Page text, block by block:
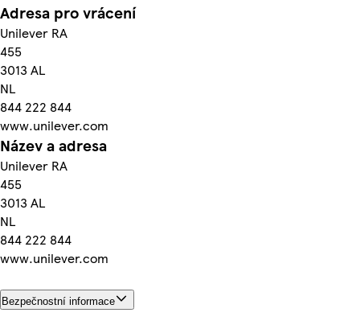
Adresa pro vrácení
Unilever RA
455
3013 AL
NL
844 222 844
www.unilever.com
Název a adresa
Unilever RA
455
3013 AL
NL
844 222 844
www.unilever.com
Bezpečnostní informace